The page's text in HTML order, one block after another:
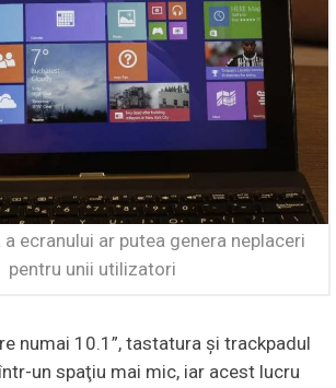
ecranului ar putea genera neplaceri
pentru unii utilizatori
numai 10.1”, tastatura şi trackpadul
un spaţiu mai mic, iar acest lucru